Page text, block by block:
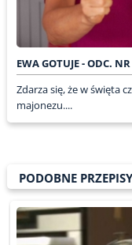
EWA GOTUJE - ODC.
Zdarza się, że w święta
majonezu....
PODOBNE PRZEPISY